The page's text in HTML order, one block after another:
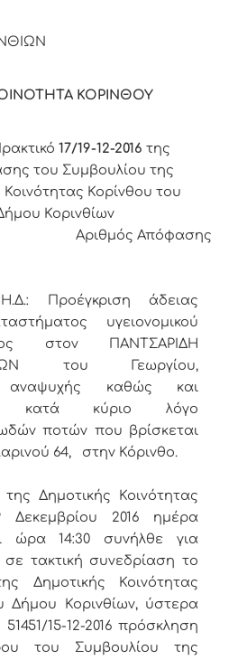
ΚΟΡΙΝΘΙΩΝ
ΚΟΡΙΝΘΟΥ
17/19-12-2016 της
του Συμβουλίου της
Κοινότητας Κορίνθου του
Κορινθίων
Απόφασης
Προέγκριση άδειας
υγειονομικού
στον ΠΑΝΤΣΑΡΙΔΗ
του Γεωργίου,
αναψυχής καθώς και
κατά κύριο λόγο
ποτών που βρίσκεται
64, στην Κόρινθο.
Δημοτικής Κοινότητας
Δεκεμβρίου 2016 ημέρα
ώρα 14:30 συνήλθε για
τακτική συνεδρίαση το
Δημοτικής Κοινότητας
Δήμου Κορινθίων, ύστερα
15-12-2016 πρόσκληση
του Συμβουλίου της